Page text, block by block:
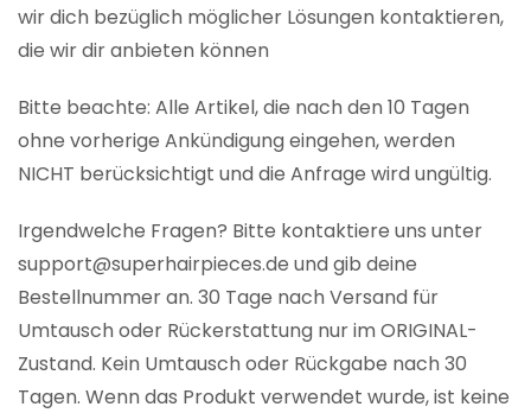
wir dich bezüglich möglicher Lösungen kontaktieren,
die wir dir anbieten können
Bitte beachte: Alle Artikel, die nach den 10 Tagen
ohne vorherige Ankündigung eingehen, werden
NICHT berücksichtigt und die Anfrage wird ungültig.
Irgendwelche Fragen? Bitte kontaktiere uns unter
support@superhairpieces.de und gib deine
Bestellnummer an. 30 Tage nach Versand für
Umtausch oder Rückerstattung nur im ORIGINAL-
Zustand. Kein Umtausch oder Rückgabe nach 30
Tagen. Wenn das Produkt verwendet wurde, ist keine